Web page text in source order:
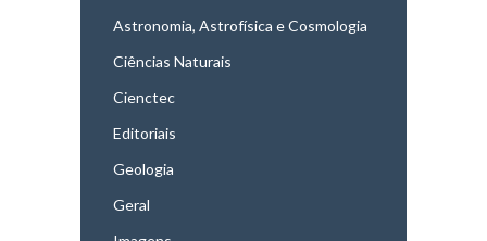
Astronomia, Astrofísica e Cosmologia
Ciências Naturais
Cienctec
Editoriais
Geologia
Geral